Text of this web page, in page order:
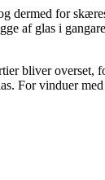
dermed for
af glas i
bliver overset,
For vinduer